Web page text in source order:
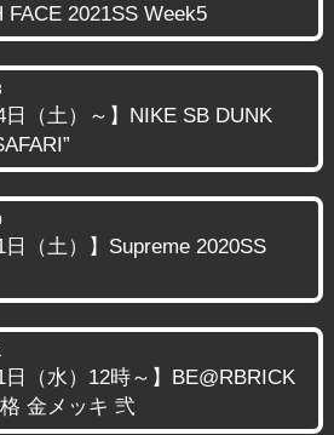
FACE 2021SS Week5
日（土）～】NIKE SB DUNK
日（土）】Supreme 2020SS
日（水）12時～】BE@RBRICK
金メッキ 弐